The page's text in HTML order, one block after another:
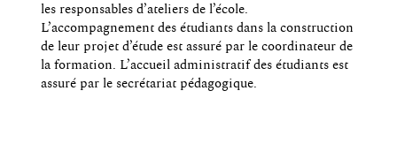
les responsables d’ateliers de l’école.
L’accompagnement des étudiants dans la construction
de leur projet d’étude est assuré par le coordinateur de
la formation. L’accueil administratif des étudiants est
assuré par le secrétariat pédagogique.